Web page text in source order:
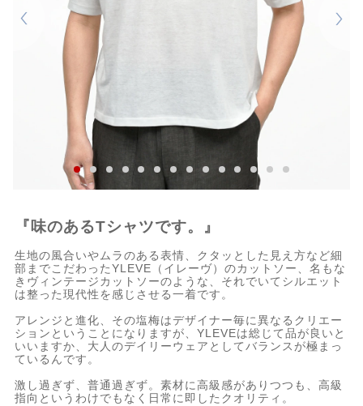
『味のあるTシャツです。』
生地の風合いやムラのある表情、クタッとした見え方など細
部までこだわったYLEVE（イレーヴ）のカットソー、名もな
きヴィンテージカットソーのような、それでいてシルエット
は整った現代性を感じさせる一着です。
アレンジと進化、その塩梅はデザイナー毎に異なるクリエー
ションということになりますが、YLEVEは総じて品が良いと
いいますか、大人のデイリーウェアとしてバランスが極まっ
ているんです。
激し過ぎず、普通過ぎず。素材に高級感がありつつも、高級
指向というわけでもなく日常に即したクオリティ。